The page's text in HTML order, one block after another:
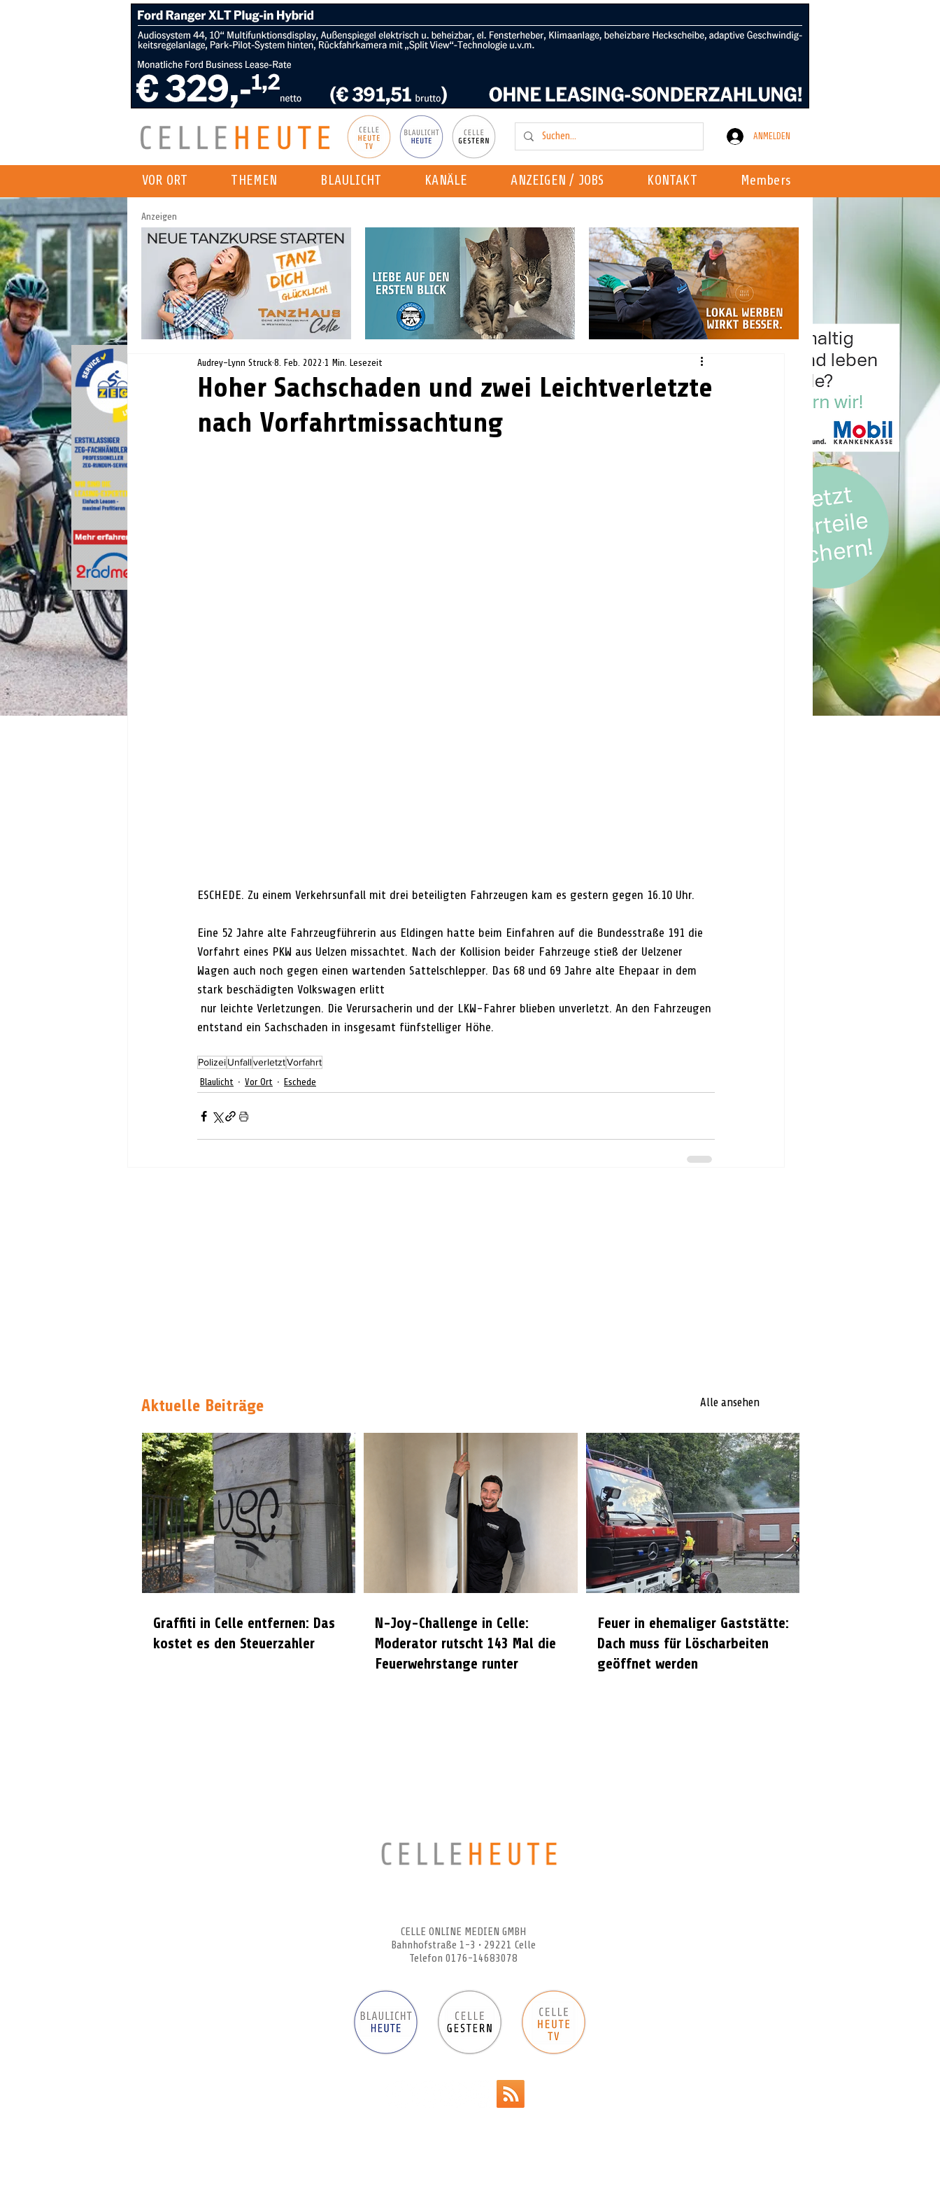
ANMELDEN
VOR ORT THEMEN BLAULICHT KANÄLE ANZEIGEN / JOBS KONTAKT Members
Anzeigen
Hoher Sachschaden und zwei Leichtverletzte
nach Vorfahrtmissachtung
Audrey-Lynn Struck 8. Feb. 2022 1 Min. Lesezeit
ESCHEDE. Zu einem Verkehrsunfall mit drei beteiligten Fahrzeugen kam es gestern gegen 16.10 Uhr.
Eine 52 Jahre alte Fahrzeugführerin aus Eldingen hatte beim Einfahren auf die Bundesstraße 191 die
Vorfahrt eines PKW aus Uelzen missachtet. Nach der Kollision beider Fahrzeuge stieß der Uelzener
Wagen auch noch gegen einen wartenden Sattelschlepper. Das 68 und 69 Jahre alte Ehepaar in dem
stark beschädigten Volkswagen erlitt
entstand ein Sachschaden in insgesamt fünfstelliger Höhe.
PolizeiUnfallverletztVorfahrt
Blaulicht Vor Ort Eschede
Aktuelle Beiträge Alle ansehen
Graffiti in Celle entfernen: Das
kostet es den Steuerzahler
N-Joy-Challenge in Celle:
Moderator rutscht 143 Mal die
Feuerwehrstange runter
Feuer in ehemaliger Gaststätte:
Dach muss für Löscharbeiten
geöffnet werden
CELLE ONLINE MEDIEN GMBH
Bahnhofstraße 1-3 • 29221 Celle
Telefon 0176-14683078